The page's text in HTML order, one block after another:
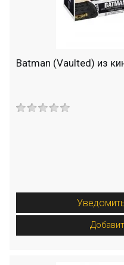
Batman (Vaulted) из